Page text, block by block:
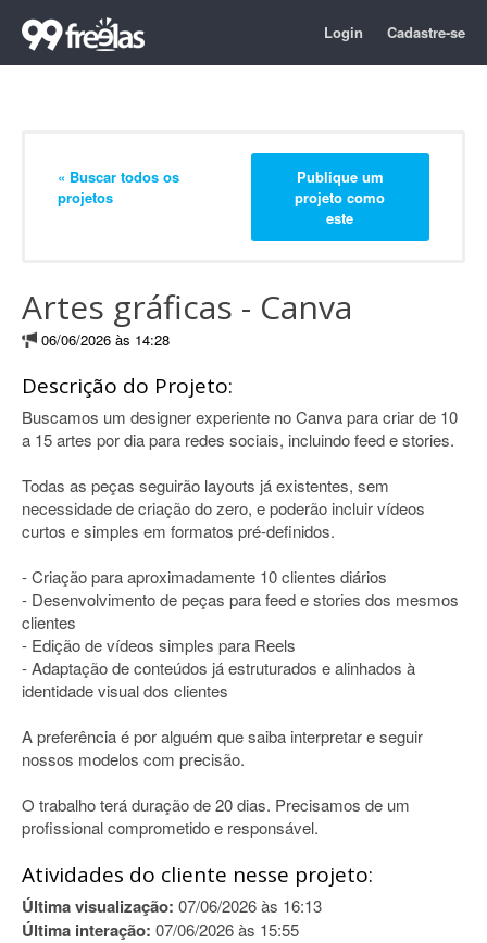
Login Cadastre-se
« Buscar todos os
projetos
Publique um
projeto como
este
Artes gráficas - Canva
06/06/2026 às 14:28
Descrição do Projeto:
Buscamos um designer experiente no Canva para criar de 10
a 15 artes por dia para redes sociais, incluindo feed e stories.
Todas as peças seguirão layouts já existentes, sem
necessidade de criação do zero, e poderão incluir vídeos
curtos e simples em formatos pré-definidos.
- Criação para aproximadamente 10 clientes diários
- Desenvolvimento de peças para feed e stories dos mesmos
clientes
- Edição de vídeos simples para Reels
- Adaptação de conteúdos já estruturados e alinhados à
identidade visual dos clientes
A preferência é por alguém que saiba interpretar e seguir
nossos modelos com precisão.
O trabalho terá duração de 20 dias. Precisamos de um
profissional comprometido e responsável.
Atividades do cliente nesse projeto:
Última visualização: 07/06/2026 às 16:13
Última interação: 07/06/2026 às 15:55